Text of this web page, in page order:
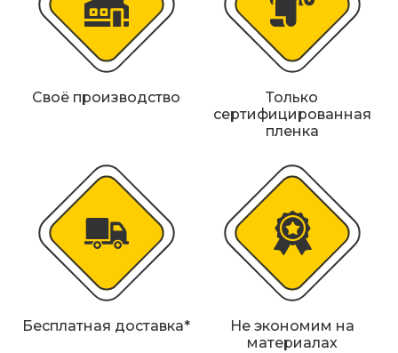
Своё производство
Только
сертифицированная
пленка
Бесплатная доставка*
Не экономим на
материалах